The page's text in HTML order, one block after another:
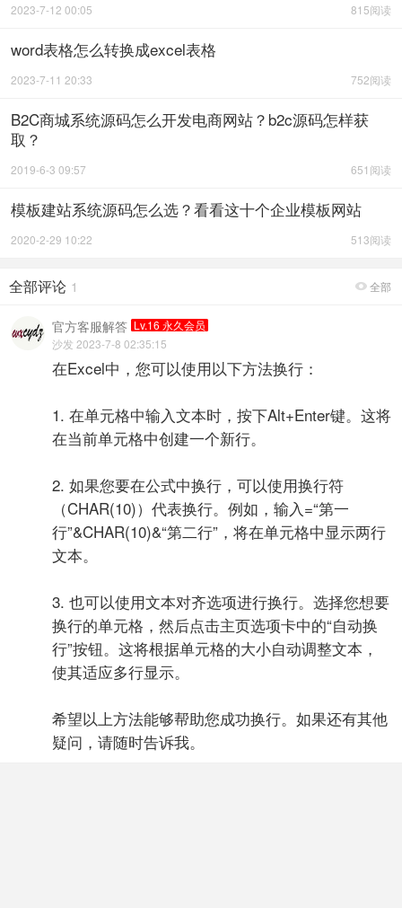
815阅读
2023-7-12 00:05
word表格怎么转换成excel表格
752阅读
2023-7-11 20:33
B2C商城系统源码怎么开发电商网站？b2c源码怎样获
取？
651阅读
2019-6-3 09:57
模板建站系统源码怎么选？看看这十个企业模板网站
513阅读
2020-2-29 10:22
 全部
全部评论 1
官方客服解答 Lv.16 永久会员
沙发 2023-7-8 02:35:15
在Excel中，您可以使用以下方法换行：
1. 在单元格中输入文本时，按下Alt+Enter键。这将
在当前单元格中创建一个新行。
2. 如果您要在公式中换行，可以使用换行符
（CHAR(10)）代表换行。例如，输入=“第一
行”&CHAR(10)&“第二行”，将在单元格中显示两行
文本。
3. 也可以使用文本对齐选项进行换行。选择您想要
换行的单元格，然后点击主页选项卡中的“自动换
行”按钮。这将根据单元格的大小自动调整文本，
使其适应多行显示。
希望以上方法能够帮助您成功换行。如果还有其他
疑问，请随时告诉我。